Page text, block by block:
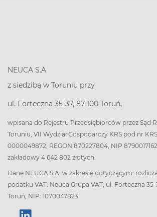
NEUCA S.A.
z siedzibą w Toruniu przy
ul. Forteczna 35-37, 87-100 Toruń,
wpisana do Rejestru Przedsiębiorców przez Sąd
Toruniu, VII Wydział Gospodarczy KRS pod nr
0000049872, REGON 870227804, NIP
zakładowy 4 642 802 złotych.
Dane NEUCA S.A. w zakresie dotyczącym:
podatku VAT: Neuca Grupa VAT, ul. Forteczna 35-
Toruń, NIP: 1070047823